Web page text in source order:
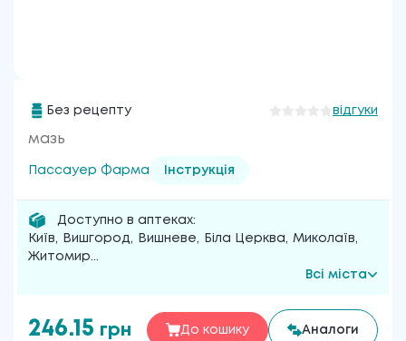
Без рецепту відгуки
мазь
Пассауер Фарма Інструкція
Доступно в аптеках:
Київ, Вишгород, Вишневе, Біла Церква, Миколаїв,
Житомир...
Всі міста
246.15 грн До кошику Аналоги